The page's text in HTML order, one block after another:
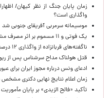
زمان پایان جنگ از نظر کیهان/
واگذاری است؟
موسیمانه سرمربی آفریقای جنوبی شد
یک فوتی و ۱۱ مسموم بر اثر مصرف مشروبات الکلی در نیشابور
ناگفته‌های قربانزاده از واگذاری ۱۲ درصد هلدینگ خلیج فارس
قتل هولناک مداح سرشناس پس از
ادعای ونس درباره مجوز ایران برای
زمان اعلام نتایج نهایی دکتری
تأکید «فالح الزیدی» بر پایان